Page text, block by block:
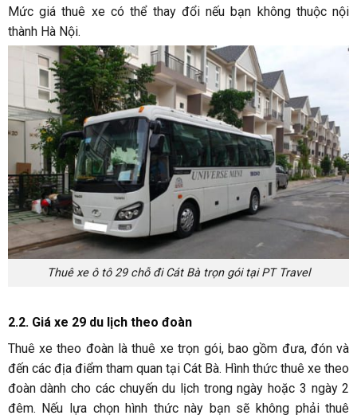
Mức giá thuê xe có thể thay đổi nếu bạn không thuộc nội
thành Hà Nội.
Thuê xe ô tô 29 chỗ đi Cát Bà trọn gói tại PT Travel
2.2. Giá xe 29 du lịch theo đoàn
Thuê xe theo đoàn là thuê xe trọn gói, bao gồm đưa, đón và
đến các địa điểm tham quan tại Cát Bà. Hình thức thuê xe theo
đoàn dành cho các chuyến du lịch trong ngày hoặc 3 ngày 2
đêm. Nếu lựa chọn hình thức này bạn sẽ không phải thuê